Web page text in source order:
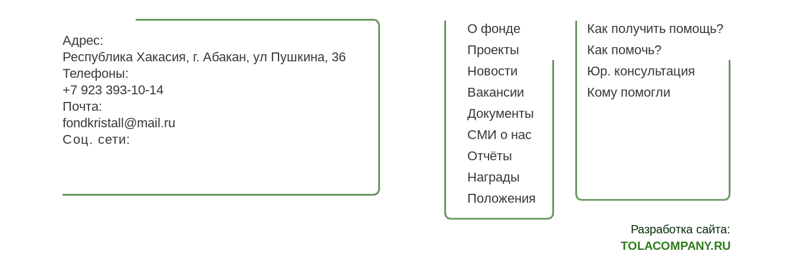
Адрес:
Республика Хакасия, г. Абакан, ул Пушкина, 36
Телефоны:
+7 923 393-10-14
Почта:
fondkristall@mail.ru
Соц. сети:
О фонде
Проекты
Новости
Вакансии
Документы
СМИ о нас
Отчёты
Награды
Положения
Как получить помощь?
Как помочь?
Юр. консультация
Кому помогли
Разработка сайта:
TOLACOMPANY.RU